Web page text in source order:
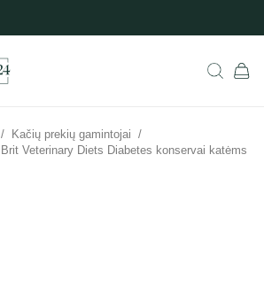
/ Kačių prekių gamintojai /
Brit Veterinary Diets Diabetes konservai katėms